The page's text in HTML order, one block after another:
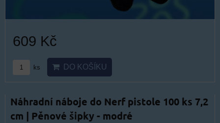
609 Kč
ks DO KOŠÍKU
Náhradní náboje do Nerf pistole 100 ks 7,2
cm | Pěnové šipky - modré